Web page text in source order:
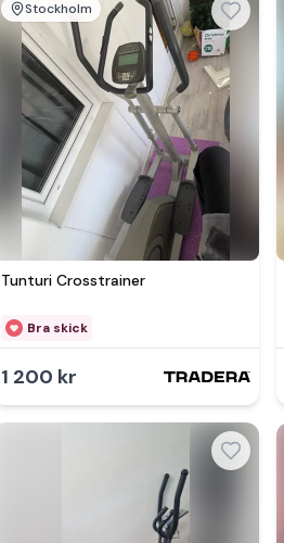
Stockholm
Tunturi Crosstrainer
Bra skick
1 200 kr